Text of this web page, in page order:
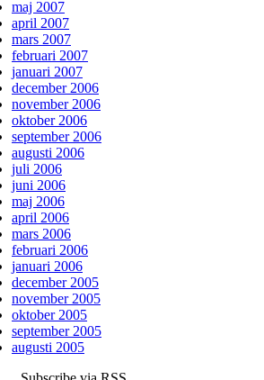
maj 2007
april 2007
mars 2007
februari 2007
januari 2007
december 2006
november 2006
oktober 2006
september 2006
augusti 2006
juli 2006
juni 2006
maj 2006
april 2006
mars 2006
februari 2006
januari 2006
december 2005
november 2005
oktober 2005
september 2005
augusti 2005